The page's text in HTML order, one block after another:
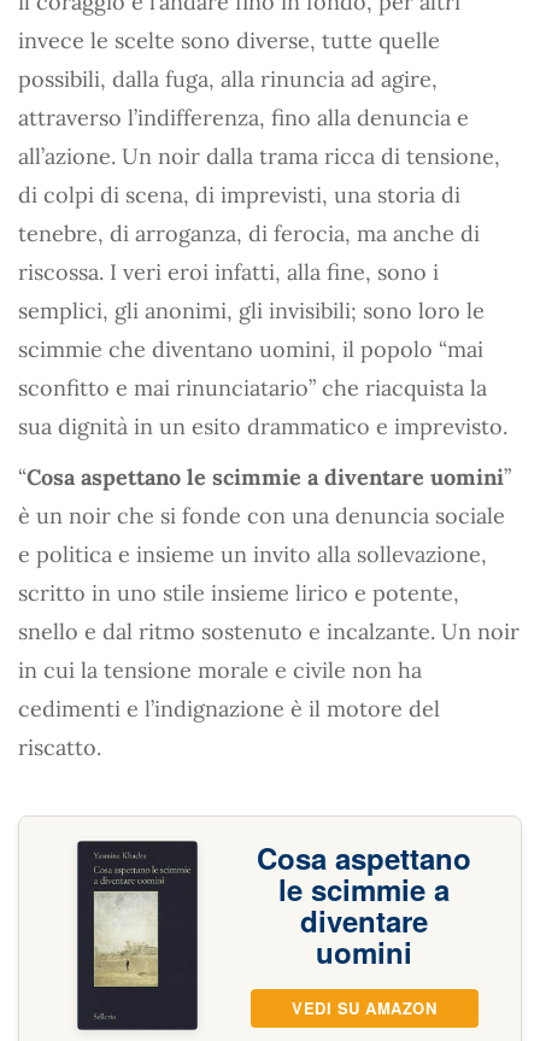
invece le scelte sono diverse, tutte quelle
possibili, dalla fuga, alla rinuncia ad agire,
attraverso l’indifferenza, fino alla denuncia e
all’azione. Un noir dalla trama ricca di tensione,
di colpi di scena, di imprevisti, una storia di
tenebre, di arroganza, di ferocia, ma anche di
riscossa. I veri eroi infatti, alla fine, sono i
semplici, gli anonimi, gli invisibili; sono loro le
scimmie che diventano uomini, il popolo “mai
sconfitto e mai rinunciatario” che riacquista la
sua dignità in un esito drammatico e imprevisto.
“Cosa aspettano le scimmie a diventare uomini”
è un noir che si fonde con una denuncia sociale
e politica e insieme un invito alla sollevazione,
scritto in uno stile insieme lirico e potente,
snello e dal ritmo sostenuto e incalzante. Un noir
in cui la tensione morale e civile non ha
cedimenti e l’indignazione è il motore del
riscatto.
Cosa aspettano
le scimmie a
diventare
uomini
VEDI SU AMAZON